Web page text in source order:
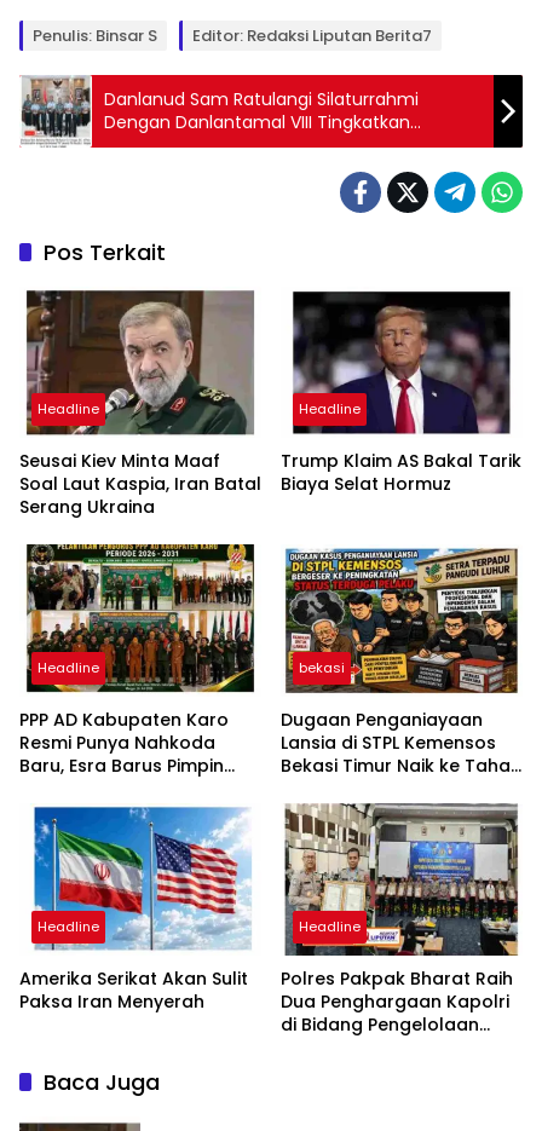
Penulis: Binsar S Editor: Redaksi Liputan Berita7
Danlanud Sam Ratulangi Silaturrahmi
Dengan Danlantamal VIII Tingkatkan
Sinergitas TNI
Pos Terkait
Headline
Seusai Kiev Minta Maaf
Soal Laut Kaspia, Iran Batal
Serang Ukraina
Headline
Trump Klaim AS Bakal Tarik
Biaya Selat Hormuz
Headline
PPP AD Kabupaten Karo
Resmi Punya Nahkoda
Baru, Esra Barus Pimpin
bekasi
Dugaan Penganiayaan
Lansia di STPL Kemensos
Bekasi Timur Naik ke Tahap
Minta Proses Transparan
dan Bebas Intervensi
Headline
Amerika Serikat Akan Sulit
Paksa Iran Menyerah
Headline
Polres Pakpak Bharat Raih
Dua Penghargaan Kapolri
di Bidang Pengelolaan
Baca Juga